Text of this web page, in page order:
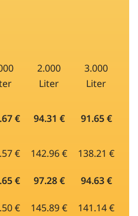
2.000
Liter
3.000
Liter
€ 94.31 € 91.65 €
€ 142.96 € 138.21 €
€ 97.28 € 94.63 €
€ 145.89 € 141.14 €